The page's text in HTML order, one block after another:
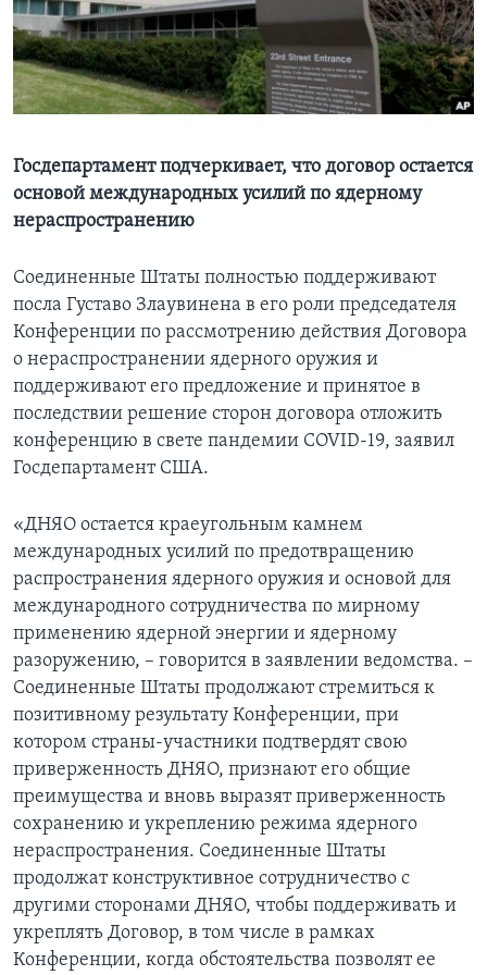
Learning English
СОЦИАЛЬНЫЕ СЕТИ
Языки
Госдепартамент подчеркивает, что договор остается
основой международных усилий по ядерному
нераспространению
Соединенные Штаты полностью поддерживают
посла Густаво Злаувинена в его роли председателя
Конференции по рассмотрению действия Договора
о нераспространении ядерного оружия и
поддерживают его предложение и принятое в
последствии решение сторон договора отложить
конференцию в свете пандемии COVID-19, заявил
Госдепартамент США.
«ДНЯО остается краеугольным камнем
международных усилий по предотвращению
распространения ядерного оружия и основой для
международного сотрудничества по мирному
применению ядерной энергии и ядерному
разоружению, – говорится в заявлении ведомства. –
Соединенные Штаты продолжают стремиться к
позитивному результату Конференции, при
котором страны-участники подтвердят свою
приверженность ДНЯО, признают его общие
преимущества и вновь выразят приверженность
сохранению и укреплению режима ядерного
нераспространения. Соединенные Штаты
продолжат конструктивное сотрудничество с
другими сторонами ДНЯО, чтобы поддерживать и
укреплять Договор, в том числе в рамках
Конференции, когда обстоятельства позволят ее